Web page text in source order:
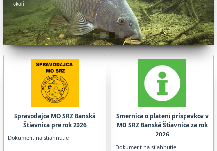
okolí
Spravodajca MO SRZ Banská
Štiavnica pre rok 2026
Dokument na stiahnutie
Smernica o platení príspevkov v
MO SRZ Banská Štiavnica za rok
2026
Dokument na stiahnutie